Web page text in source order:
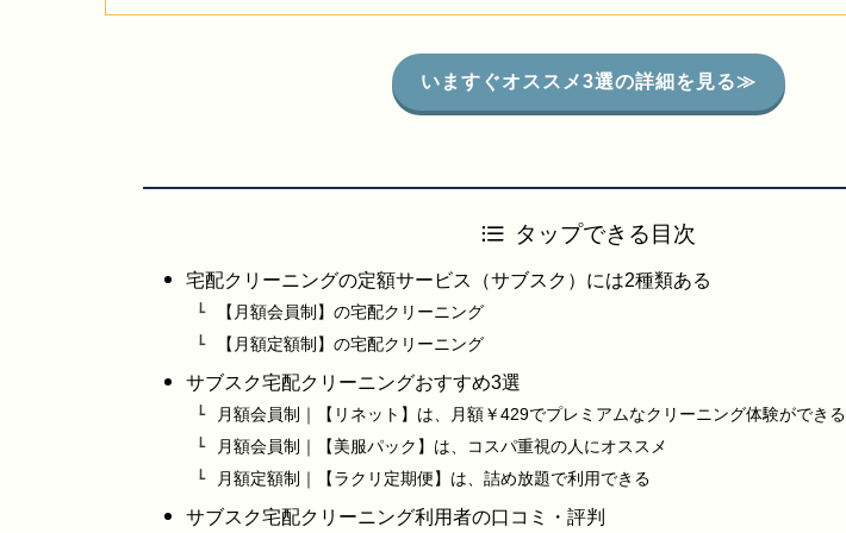
いますぐオススメ3選の詳細を見る≫
タップできる目次
宅配クリーニングの定額サービス（サブスク）には2種類ある
【月額会員制】の宅配クリーニング
【月額定額制】の宅配クリーニング
サブスク宅配クリーニングおすすめ3選
月額会員制｜【リネット】は、月額￥429でプレミアムなクリーニング体験ができる
月額会員制｜【美服パック】は、コスパ重視の人にオススメ
月額定額制｜【ラクリ定期便】は、詰め放題で利用できる
サブスク宅配クリーニング利用者の口コミ・評判